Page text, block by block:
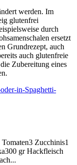
werden. Im
glutenfrei
durch
ersetzt
Grundrezept, auch
auch glutenfreie
Zubereitung eines
Zucchinis1
gr Hackfleisch